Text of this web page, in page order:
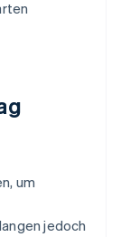
um
jedoch